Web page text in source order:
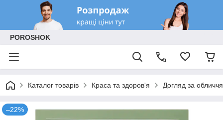
POROSHOK
Каталог товарів Краса та здоров'я Догляд за
–22%